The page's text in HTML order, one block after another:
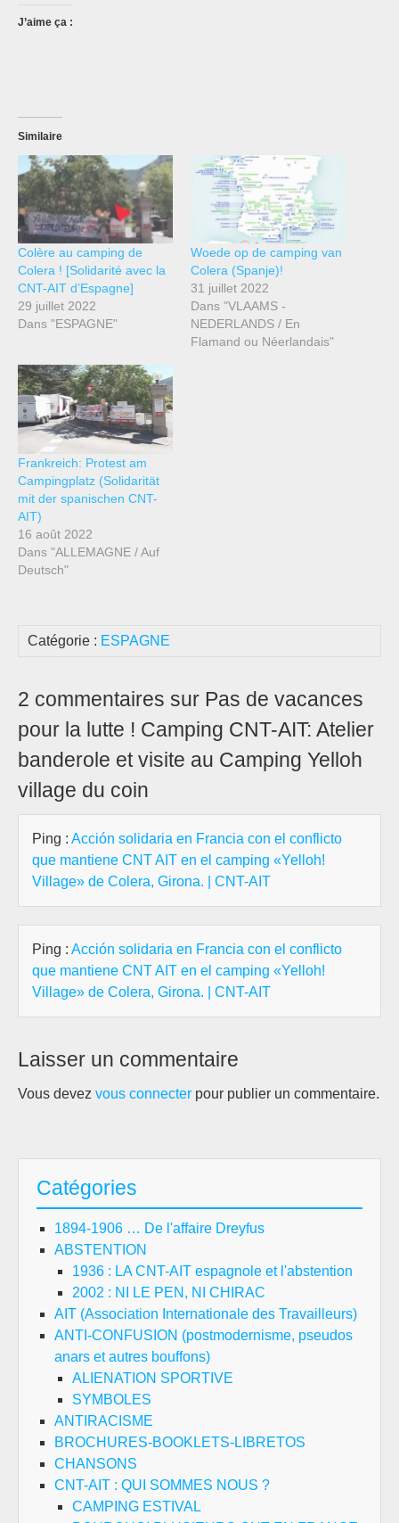
J’aime ça :
Similaire
Colère au camping de
Colera ! [Solidarité avec la
CNT-AIT d’Espagne]
29 juillet 2022
Dans "ESPAGNE"
Woede op de camping van
Colera (Spanje)!
31 juillet 2022
Dans "VLAAMS -
NEDERLANDS / En
Flamand ou Néerlandais"
Frankreich: Protest am
Campingplatz (Solidarität
mit der spanischen CNT-
AIT)
16 août 2022
Dans "ALLEMAGNE / Auf
Deutsch"
Catégorie : ESPAGNE
2 commentaires sur Pas de vacances
pour la lutte ! Camping CNT-AIT: Atelier
banderole et visite au Camping Yelloh
village du coin
Ping : Acción solidaria en Francia con el conflicto
que mantiene CNT AIT en el camping «Yelloh!
Village» de Colera, Girona. | CNT-AIT
Ping : Acción solidaria en Francia con el conflicto
que mantiene CNT AIT en el camping «Yelloh!
Village» de Colera, Girona. | CNT-AIT
Laisser un commentaire
Vous devez vous connecter pour publier un commentaire.
Catégories
1894-1906 … De l'affaire Dreyfus
ABSTENTION
1936 : LA CNT-AIT espagnole et l'abstention
2002 : NI LE PEN, NI CHIRAC
AIT (Association Internationale des Travailleurs)
ANTI-CONFUSION (postmodernisme, pseudos
anars et autres bouffons)
ALIENATION SPORTIVE
SYMBOLES
ANTIRACISME
BROCHURES-BOOKLETS-LIBRETOS
CHANSONS
CNT-AIT : QUI SOMMES NOUS ?
CAMPING ESTIVAL